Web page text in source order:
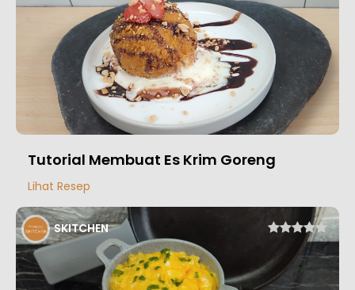
Tutorial Membuat Es Krim Goreng
Lihat Resep
SKITCHEN